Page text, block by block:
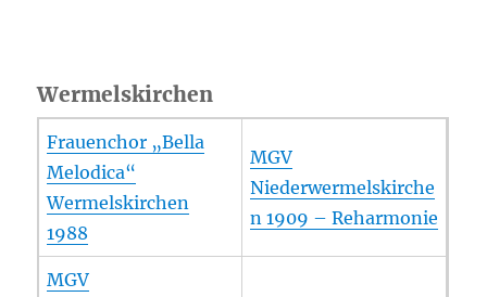
Wermelskirchen
Frauenchor „Bella
Melodica“
Wermelskirchen
1988
MGV
Niederwermelskirche
n 1909 – Reharmonie
MGV